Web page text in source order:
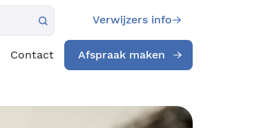
Verwijzers info
Contact Afspraak maken